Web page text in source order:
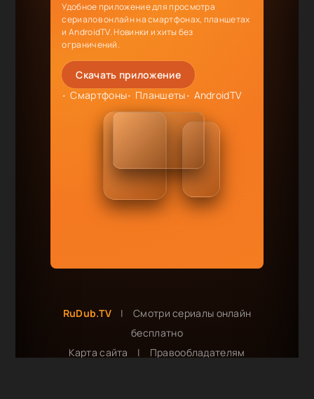
Удобное приложение для просмотра
сериалов онлайн на смартфонах, планшетах
и AndroidTV. Новинки и хиты без
ограничений.
Скачать приложение
Смартфоны
Планшеты AndroidTV
RuDub.TV |
Смотри сериалы онлайн
бесплатно
Карта сайта
|
Правообладателям